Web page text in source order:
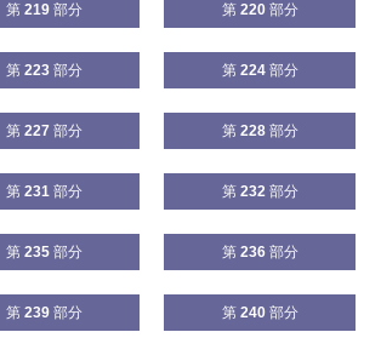
第 219部分 第 220部分
第 223部分 第 224部分
第 227 部分 第 228部分
第 231部分 第 232部分
第 235部分 第 236部分
第 239部分 第 240部分